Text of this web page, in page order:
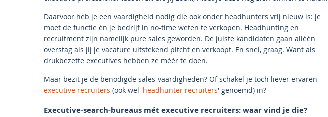
Daarvoor heb je een vaardigheid nodig die ook onder headhunters vrij nieuw is: je
moet de functie én je bedrijf in no-time weten te verkopen. Headhunting en
recruitment zijn namelijk pure sales geworden. De juiste kandidaten gaan alléén
overstag als jij je vacature uitstekend pitcht en verkoopt. En snel, graag. Want als
drukbezette executives hebben ze méér te doen.
Maar bezit je de benodigde sales-vaardigheden? Of schakel je toch liever ervaren
executive recruiters (ook wel 'headhunter recruiters' genoemd) in?
Executive-search-bureaus mét executive recruiters: waar vind je die?